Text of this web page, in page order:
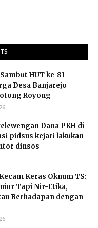
HUT ke-81
Desa Banjarejo
Royong
Dana PKH di
pidsus kejari lakukan
dinsos
Keras Oknum TS:
Tapi Nir-Etika,
Berhadapan dengan